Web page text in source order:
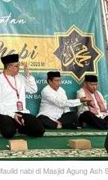
nabi di Masjid Agung Ash